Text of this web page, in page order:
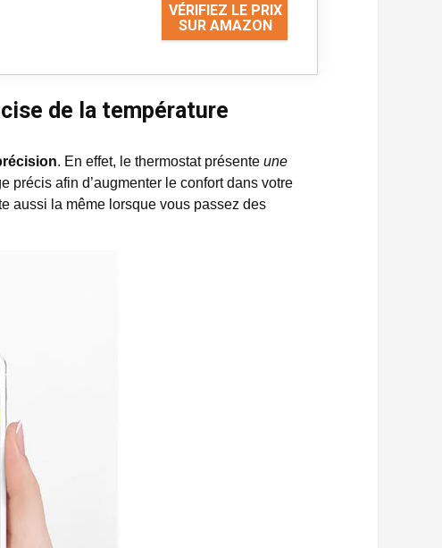
VÉRIFIEZ LE PRIX
SUR AMAZON
de la température
. En effet, le thermostat présente une
précis afin d’augmenter le confort dans votre
aussi la même lorsque vous passez des